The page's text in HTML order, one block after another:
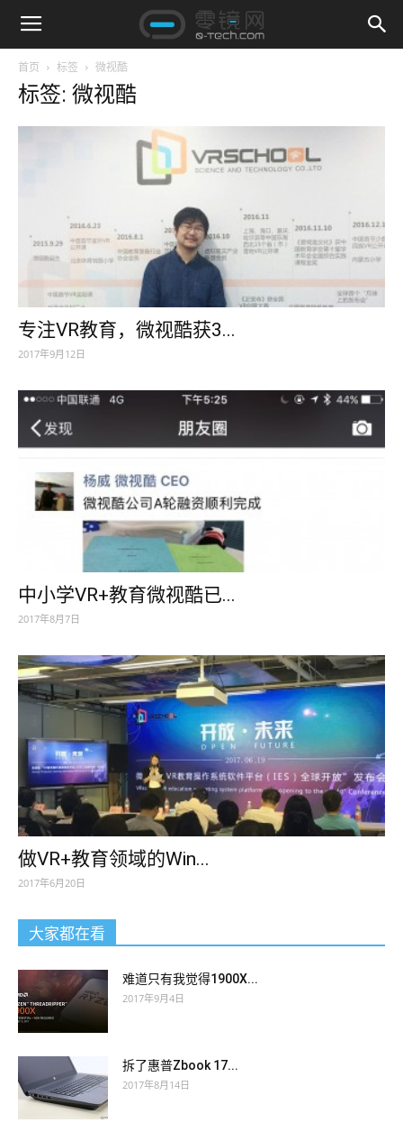
首页 标签 微视酷
标签: 微视酷
专注VR教育，微视酷获3...
2017年9月12日
中小学VR+教育微视酷已...
2017年8月7日
做VR+教育领域的Win...
2017年6月20日
大家都在看
难道只有我觉得1900X...
2017年9月4日
拆了惠普Zbook 17...
2017年8月14日